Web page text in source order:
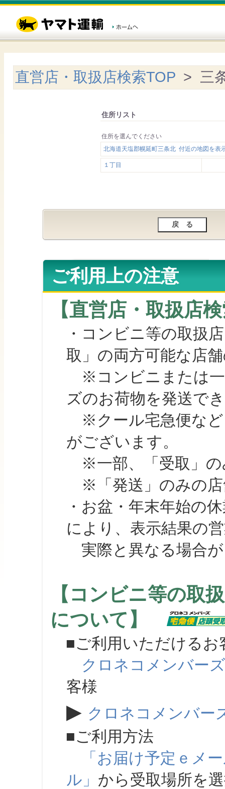
直営店・取扱店検索TOP > 三
住所リスト
住所を選んでください
北海道天塩郡幌延町三条北 付近の地図を表
１丁目
ご利用上の注意
【直営店・取扱店
・コンビニ等の取扱
取」の両方可能な店
※コンビニまたは一
ズのお荷物を発送で
※クール宅急便など
がございます。
※一部、「受取」の
※「発送」のみの店
・お盆・年末年始の
により、表示結果の
実際と異なる場合が
【コンビニ等の取
について】
■ご利用いただけるお
クロネコメンバーズ
客様
▶ クロネコメンバー
■ご利用方法
「お届け予定ｅメ
ル」 から受取場所を